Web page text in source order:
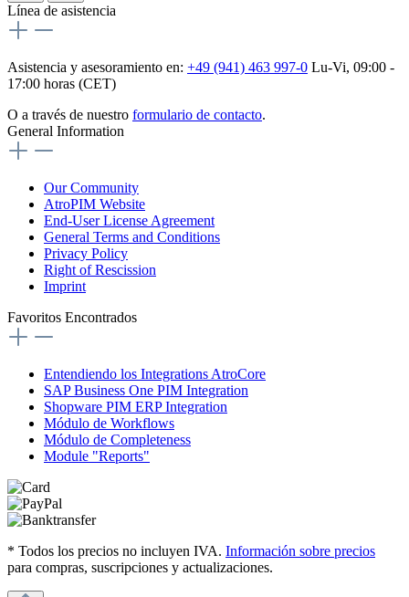
Línea de asistencia
Asistencia y asesoramiento en: +49 (941) 463 997-0 Lu-Vi, 09:00 -
17:00 horas (CET)
O a través de nuestro formulario de contacto.
General Information
Our Community
AtroPIM Website
End-User License Agreement
General Terms and Conditions
Privacy Policy
Right of Rescission
Imprint
Favoritos Encontrados
Entendiendo los Integrations AtroCore
SAP Business One PIM Integration
Shopware PIM ERP Integration
Módulo de Workflows
Módulo de Completeness
Module "Reports"
* Todos los precios no incluyen IVA. Información sobre precios
para compras, suscripciones y actualizaciones.